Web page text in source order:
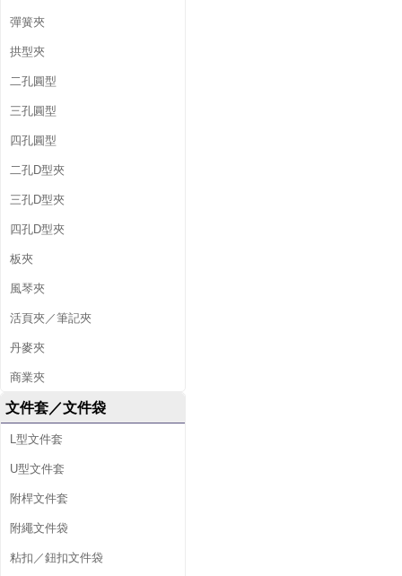
彈簧夾
拱型夾
二孔圓型
三孔圓型
四孔圓型
二孔D型夾
三孔D型夾
四孔D型夾
板夾
風琴夾
活頁夾／筆記夾
丹麥夾
商業夾
文件套／文件袋
L型文件套
U型文件套
附桿文件套
附繩文件袋
粘扣／鈕扣文件袋